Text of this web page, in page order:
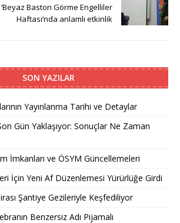
Baston Görme Engelliler
Haftası’nda anlamlı etkinlik
SON YAZILAR
Yayınlanma Tarihi ve Detaylar
Gün Yaklaşıyor: Sonuçlar Ne Zaman
İmkanları ve ÖSYM Güncellemeleri
İçin Yeni Af Düzenlemesi Yürürlüğe Girdi
Şantiye Gezileriyle Keşfediliyor
Benzersiz Adı Pijamalı